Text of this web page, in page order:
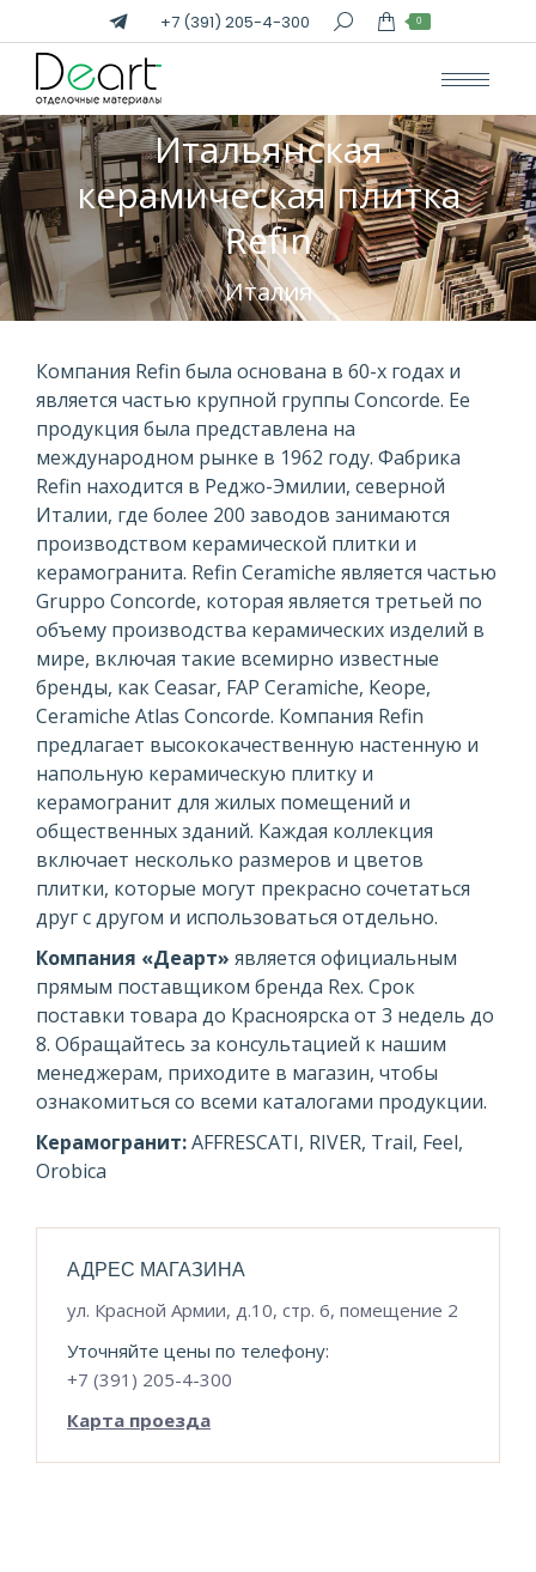
+7 (391) 205-4-300 Поиск: 0
Итальянская
керамическая плитка
Refin
Италия
Вы здесь:
Компания Refin была основана в 60-х годах и
является частью крупной группы Concorde. Ее
продукция была представлена на
международном рынке в 1962 году. Фабрика
Refin находится в Реджо-Эмилии, северной
Италии, где более 200 заводов занимаются
производством керамической плитки и
керамогранита. Refin Ceramiche является частью
Gruppo Concorde, которая является третьей по
объему производства керамических изделий в
мире, включая такие всемирно известные
бренды, как Ceasar, FAP Ceramiche, Keope,
Ceramiche Atlas Concorde. Компания Refin
предлагает высококачественную настенную и
напольную керамическую плитку и
керамогранит для жилых помещений и
общественных зданий. Каждая коллекция
включает несколько размеров и цветов
плитки, которые могут прекрасно сочетаться
друг с другом и использоваться отдельно.
Компания «Деарт» является официальным
прямым поставщиком бренда Rex. Срок
поставки товара до Красноярска от 3 недель до
8. Обращайтесь за консультацией к нашим
менеджерам, приходите в магазин, чтобы
ознакомиться со всеми каталогами продукции.
Керамогранит:AFFRESCATI, RIVER, Trail, Feel,
Orobica
АДРЕС МАГАЗИНА
ул. Красной Армии, д.10, стр. 6, помещение 2
Уточняйте цены по телефону:
+7 (391) 205-4-300
Карта проезда